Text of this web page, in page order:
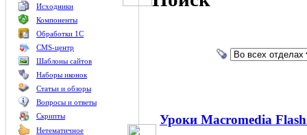
Исходники
Компоненты
Обработки 1С
CMS-центр
Шаблоны сайтов
Наборы иконок
Статьи и обзоры
Вопросы и ответы
Скрипты
Нетематичное
Уроки Macromedia